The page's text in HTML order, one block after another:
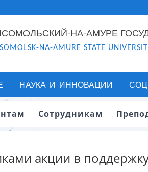
НА-АМУРЕ
NA-AMURE STATE
НАУКА И ИННОВАЦИИ
Сотрудникам
акции в